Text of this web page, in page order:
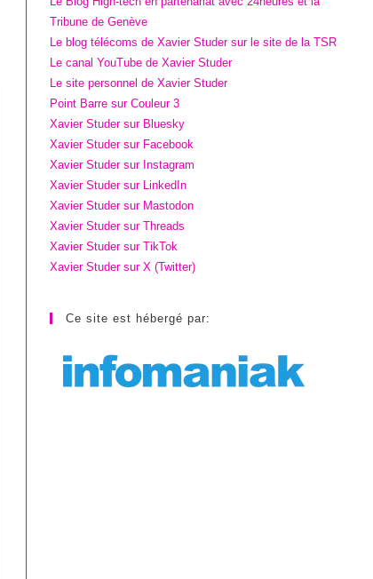
Tribune de Genève
Le blog télécoms de Xavier Studer sur le site de la TSR
Le canal YouTube de Xavier Studer
Le site personnel de Xavier Studer
Point Barre sur Couleur 3
Xavier Studer sur Bluesky
Xavier Studer sur Facebook
Xavier Studer sur Instagram
Xavier Studer sur LinkedIn
Xavier Studer sur Mastodon
Xavier Studer sur Threads
Xavier Studer sur TikTok
Xavier Studer sur X (Twitter)
Ce site est hébergé par: